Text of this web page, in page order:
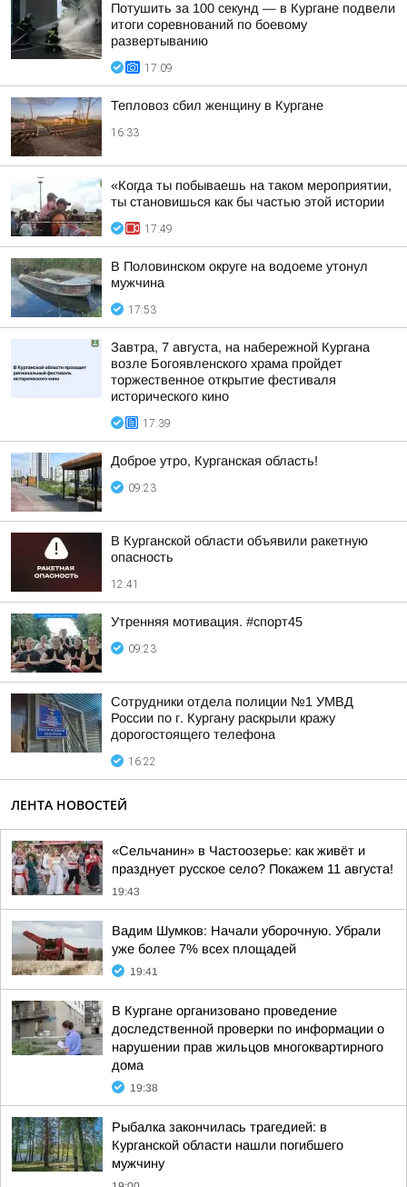
Потушить за 100 секунд — в Кургане подвели
итоги соревнований по боевому
развертыванию
17:09
Тепловоз сбил женщину в Кургане
16:33
«Когда ты побываешь на таком мероприятии,
ты становишься как бы частью этой истории
17:49
В Половинском округе на водоеме утонул
мужчина
17:53
Завтра, 7 августа, на набережной Кургана
возле Богоявленского храма пройдет
торжественное открытие фестиваля
исторического кино
17:39
Доброе утро, Курганская область!
09:23
В Курганской области объявили ракетную
опасность
12:41
Утренняя мотивация. #спорт45
09:23
Сотрудники отдела полиции №1 УМВД
России по г. Кургану раскрыли кражу
дорогостоящего телефона
16:22
ЛЕНТА НОВОСТЕЙ
«Сельчанин» в Частоозерье: как живёт и
празднует русское село? Покажем 11 августа!
19:43
Вадим Шумков: Начали уборочную. Убрали
уже более 7% всех площадей
19:41
В Кургане организовано проведение
доследственной проверки по информации о
нарушении прав жильцов многоквартирного
дома
19:38
Рыбалка закончилась трагедией: в
Курганской области нашли погибшего
мужчину